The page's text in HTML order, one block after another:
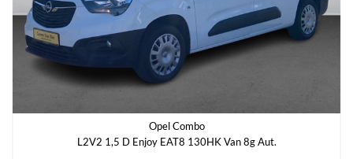
Sikkerhed og komfort
ABS Antal Airbags
-
Ja
Opel Combo
L2V2 1,5 D Enjoy EAT8 130HK Van 8g Aut.
Navn*